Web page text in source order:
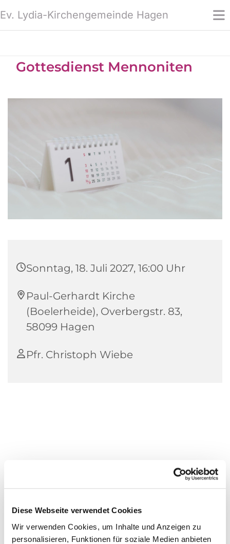
Diese Webseite verwendet Cookies
Wir verwenden Cookies, um Inhalte und Anzeigen zu
personalisieren, Funktionen für soziale Medien anbieten
Ev. Lydia-Kirchengemeinde Hagen
Gottesdienst Mennoniten
Sonntag, 18. Juli 2027, 16:00 Uhr
Paul-Gerhardt Kirche
(Boelerheide), Overbergstr. 83,
58099 Hagen
Pfr. Christoph Wiebe